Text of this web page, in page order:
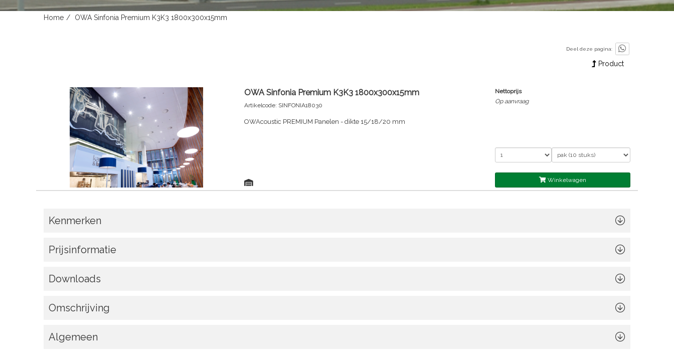
Home OWA Sinfonia Premium K3K3 1800x300x15mm
Deel deze pagina:
Product
OWA Sinfonia Premium K3K3 1800x300x15mm
Artikelcode: SINFONIA18030
OWAcoustic PREMIUM Panelen - dikte 15/18/20 mm
Nettoprijs
Op aanvraag
Winkelwagen
Kenmerken
Prijsinformatie
Downloads
Omschrijving
Algemeen